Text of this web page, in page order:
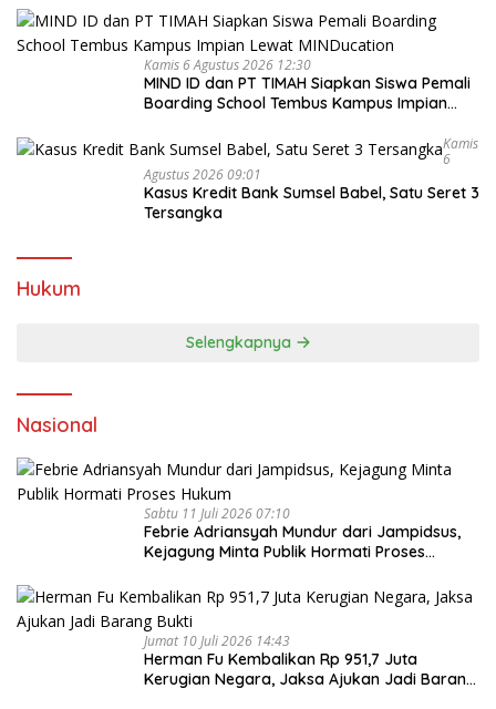
Kamis 6 Agustus 2026 12:30
MIND ID dan PT TIMAH Siapkan Siswa Pemali
Boarding School Tembus Kampus Impian
Kamis
6
Agustus 2026 09:01
Kasus Kredit Bank Sumsel Babel, Satu Seret 3
Tersangka
Hukum
Selengkapnya
Nasional
Sabtu 11 Juli 2026 07:10
Febrie Adriansyah Mundur dari Jampidsus,
Kejagung Minta Publik Hormati Proses
Jumat 10 Juli 2026 14:43
Herman Fu Kembalikan Rp 951,7 Juta
Kerugian Negara, Jaksa Ajukan Jadi Barang